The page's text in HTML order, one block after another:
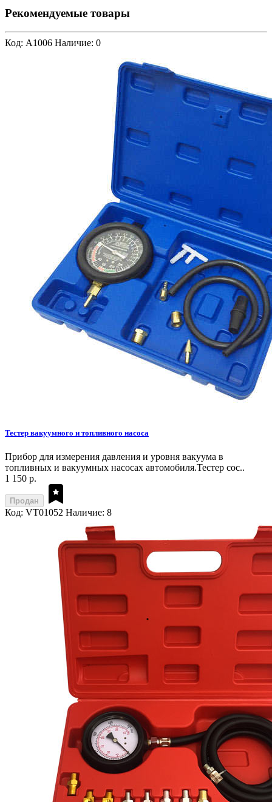
Рекомендуемые товары
Код: A1006 Наличие: 0
Тестер вакуумного и топливного насоса
Прибор для измерения давления и уровня вакуума в
топливных и вакуумных насосах автомобиля.Тестер сос..
1 150 р.
Продан
Код: VT01052 Наличие: 8